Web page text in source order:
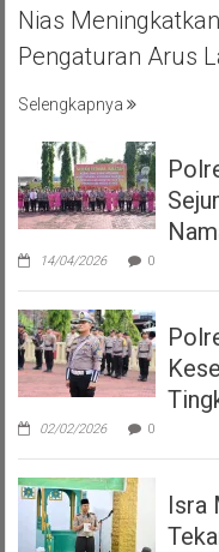
Nias
Pengaturan Arus
Selengkapnya
14/04/2026 0
02/02/2026 0
Isra